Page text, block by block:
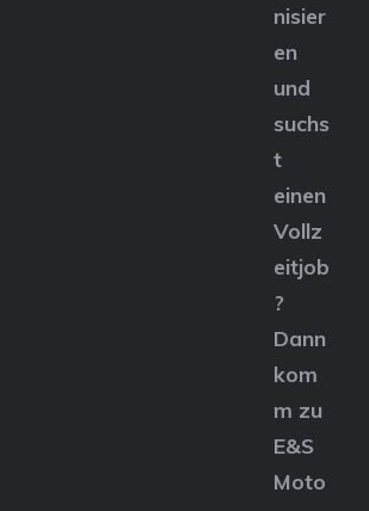
nisier
en
und
suchs
t
einen
Vollz
eitjob
?
Dann
kom
m zu
E&S
Moto